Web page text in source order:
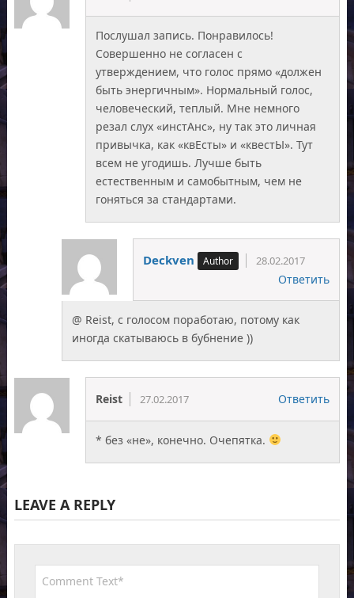
Послушал запись. Понравилось!
Совершенно не согласен с
утверждением, что голос прямо «должен
быть энергичным». Нормальный голос,
человеческий, теплый. Мне немного
резал слух «инстАнс», ну так это личная
привычка, как «квЕсты» и «квестЫ». Тут
всем не угодишь. Лучше быть
естественным и самобытным, чем не
гоняться за стандартами.
Deckven 28.02.2017
Ответить
@ Reist, с голосом поработаю, потому как
иногда скатываюсь в бубнение ))
Reist 27.02.2017 Ответить
* без «не», конечно. Очепятка.
LEAVE A REPLY